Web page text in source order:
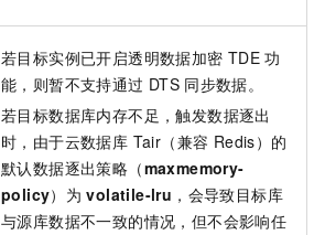
若目标实例已开启透明数据加密 TDE 功
能，则暂不支持通过 DTS 同步数据。
若目标数据库内存不足，触发数据逐出
时，由于云数据库 Tair（兼容 Redis） 的
默认数据逐出策略（maxmemory-
policy）为 volatile-lru ，会导致目标库
与源库数据不一致的情况，但不会影响任